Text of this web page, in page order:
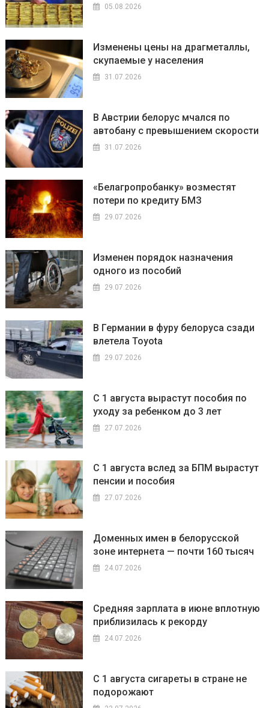
05.08.2026
Изменены цены на драгметаллы,
скупаемые у населения
31.07.2026
В Австрии белорус мчался по
автобану с превышением скорости
31.07.2026
«Белагропробанку» возместят
потери по кредиту БМЗ
29.07.2026
Изменен порядок назначения
одного из пособий
29.07.2026
В Германии в фуру белоруса сзади
влетела Toyota
29.07.2026
С 1 августа вырастут пособия по
уходу за ребенком до 3 лет
27.07.2026
С 1 августа вслед за БПМ вырастут
пенсии и пособия
27.07.2026
Доменных имен в белорусской
зоне интернета — почти 160 тысяч
24.07.2026
Средняя зарплата в июне вплотную
приблизилась к рекорду
24.07.2026
С 1 августа сигареты в стране не
подорожают